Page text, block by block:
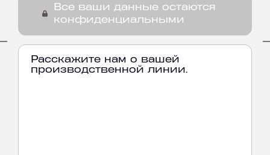
Все ваши данные остаются
конфиденциальными